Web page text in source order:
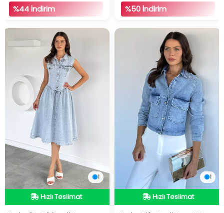
%44 İndirim %50 İndirim
1
Hızlı Teslimat
1
Hızlı Teslimat